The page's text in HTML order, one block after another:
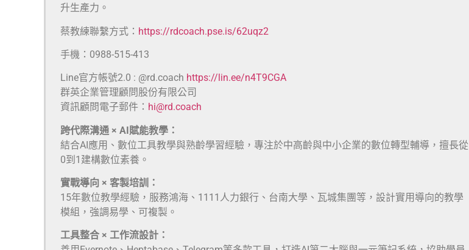
升生產力。
蔡教練聯繫方式： https://rdcoach.pse.is/62uqz2
手機：0988-515-413
Line官方帳號2.0 : @rd.coach https://lin.ee/n4T9CGA
群英企業管理顧問股份有限公司
資訊顧問電子郵件： hi@rd.coach
跨代際溝通 × AI賦能教學：
結合AI應用、數位工具教學與熟齡學習經驗，專注於中高齡與中小企業的數位轉型輔導，擅長從
0到1建構數位素養。
實戰導向 × 客製培訓：
15年數位教學經驗，服務鴻海、1111人力銀行、台南大學、瓦城集團等，設計實用導向的教學
模組，強調易學、可複製。
工具整合 × 工作流設計：